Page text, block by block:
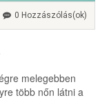
0 Hozzászólás(ok)
melegebben
több nőn látni a